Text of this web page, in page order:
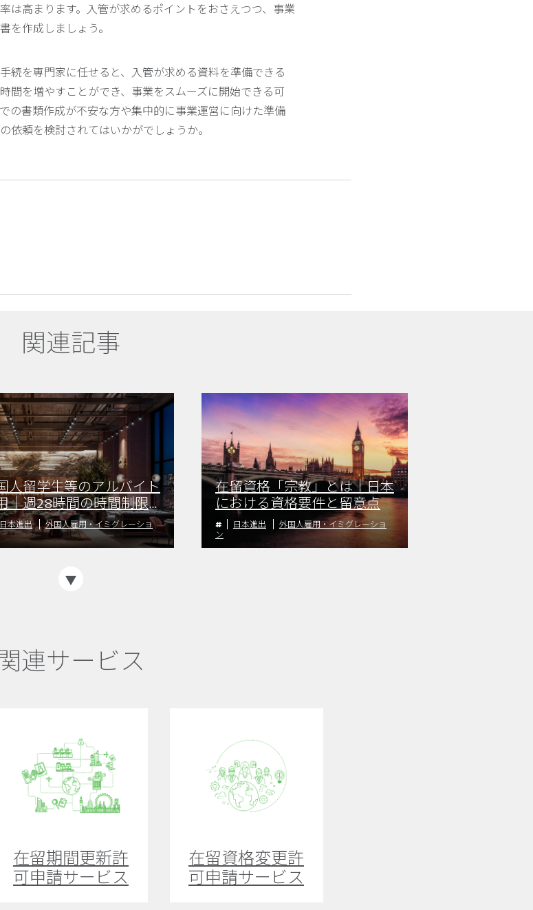
は高まります。入管が求めるポイントをおさえつつ、事業
を作成しましょう。
続を専門家に任せると、入管が求める資料を準備できる
間を増やすことができ、事業をスムーズに開始できる可
の書類作成が不安な方や集中的に事業運営に向けた準備
依頼を検討されてはいかがでしょうか。
関連記事
人留学生等のアルバイト
｜週28時間の時間制限
意点
日本進出
外国人雇用・イミグレーショ
在留資格「宗教」とは｜日本
における資格要件と留意点
日本進出
外国人雇用・イミグレーショ
ン
連サービス
在留期間更新許
可申請サービス
在留資格変更許
可申請サービス